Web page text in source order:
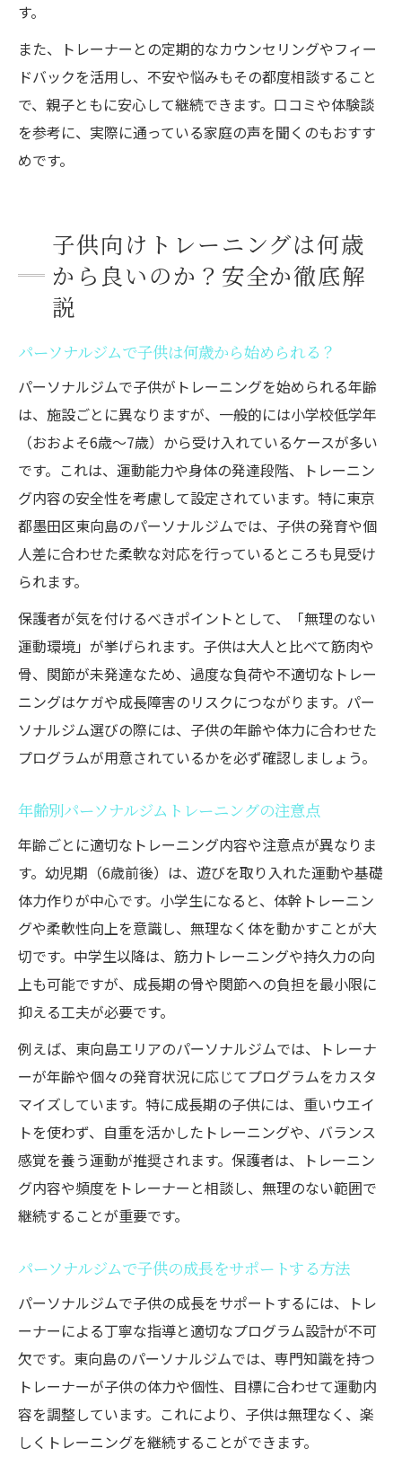
す。
また、トレーナーとの定期的なカウンセリングやフィー
ドバックを活用し、不安や悩みもその都度相談すること
で、親子ともに安心して継続できます。口コミや体験談
を参考に、実際に通っている家庭の声を聞くのもおすす
めです。
子供向けトレーニングは何歳
から良いのか？安全か徹底解
説
パーソナルジムで子供は何歳から始められる？
パーソナルジムで子供がトレーニングを始められる年齢
は、施設ごとに異なりますが、一般的には小学校低学年
（おおよそ6歳〜7歳）から受け入れているケースが多い
です。これは、運動能力や身体の発達段階、トレーニン
グ内容の安全性を考慮して設定されています。特に東京
都墨田区東向島のパーソナルジムでは、子供の発育や個
人差に合わせた柔軟な対応を行っているところも見受け
られます。
保護者が気を付けるべきポイントとして、「無理のない
運動環境」が挙げられます。子供は大人と比べて筋肉や
骨、関節が未発達なため、過度な負荷や不適切なトレー
ニングはケガや成長障害のリスクにつながります。パー
ソナルジム選びの際には、子供の年齢や体力に合わせた
プログラムが用意されているかを必ず確認しましょう。
年齢別パーソナルジムトレーニングの注意点
年齢ごとに適切なトレーニング内容や注意点が異なりま
す。幼児期（6歳前後）は、遊びを取り入れた運動や基礎
体力作りが中心です。小学生になると、体幹トレーニン
グや柔軟性向上を意識し、無理なく体を動かすことが大
切です。中学生以降は、筋力トレーニングや持久力の向
上も可能ですが、成長期の骨や関節への負担を最小限に
抑える工夫が必要です。
例えば、東向島エリアのパーソナルジムでは、トレーナ
ーが年齢や個々の発育状況に応じてプログラムをカスタ
マイズしています。特に成長期の子供には、重いウエイ
トを使わず、自重を活かしたトレーニングや、バランス
感覚を養う運動が推奨されます。保護者は、トレーニン
グ内容や頻度をトレーナーと相談し、無理のない範囲で
継続することが重要です。
パーソナルジムで子供の成長をサポートする方法
パーソナルジムで子供の成長をサポートするには、トレ
ーナーによる丁寧な指導と適切なプログラム設計が不可
欠です。東向島のパーソナルジムでは、専門知識を持つ
トレーナーが子供の体力や個性、目標に合わせて運動内
容を調整しています。これにより、子供は無理なく、楽
しくトレーニングを継続することができます。